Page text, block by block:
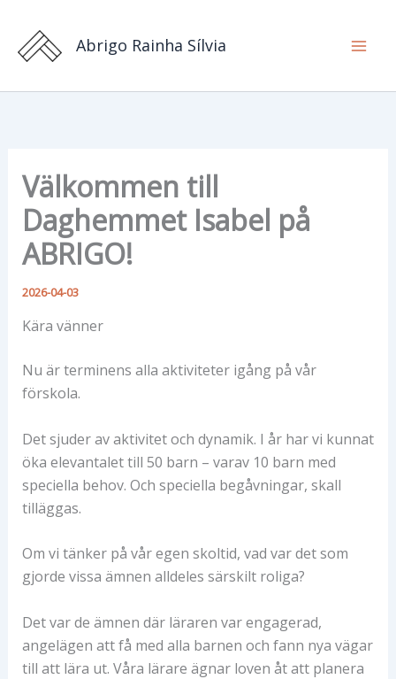
innehåll
Abrigo Rainha Sílvia
Välkommen till
Daghemmet Isabel på
ABRIGO!
2026-04-03
Kära vänner
Nu är terminens alla aktiviteter igång på vår
förskola.
Det sjuder av aktivitet och dynamik. I år har vi kunnat
öka elevantalet till 50 barn – varav 10 barn med
speciella behov. Och speciella begåvningar, skall
tilläggas.
Om vi tänker på vår egen skoltid, vad var det som
gjorde vissa ämnen alldeles särskilt roliga?
Det var de ämnen där läraren var engagerad,
angelägen att få med alla barnen och fann nya vägar
till att lära ut. Våra lärare ägnar loven åt att planera